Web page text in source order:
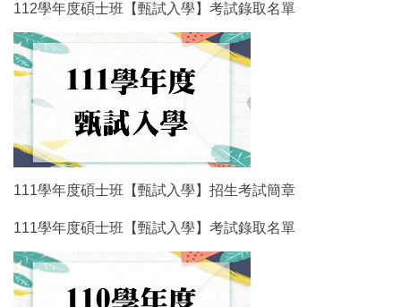
112學年度碩士班【甄試入學】考試錄取名單
111學年度碩士班【甄試入學】招生考試簡章
111學年度碩士班【甄試入學】考試錄取名單